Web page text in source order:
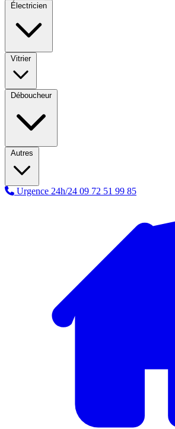
Électricien
Vitrier
Déboucheur
Autres
Urgence 24h/24 09 72 51 99 85